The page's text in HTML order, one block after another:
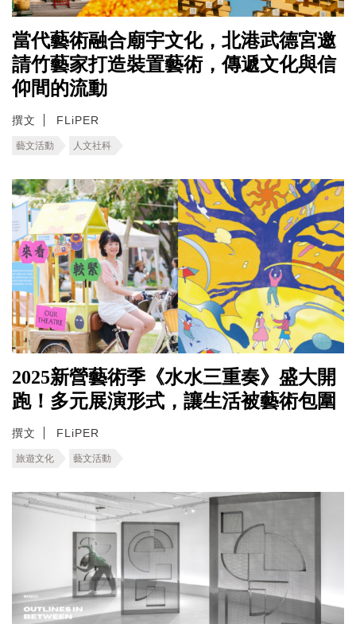
當代藝術融合廟宇文化，北港武德宮邀
請竹藝家打造裝置藝術，傳遞文化與信
仰間的流動
撰文 FLiPER
藝文活動 人文社科
2025新營藝術季《水水三重奏》盛大開
跑！多元展演形式，讓生活被藝術包圍
撰文 FLiPER
旅遊文化 藝文活動